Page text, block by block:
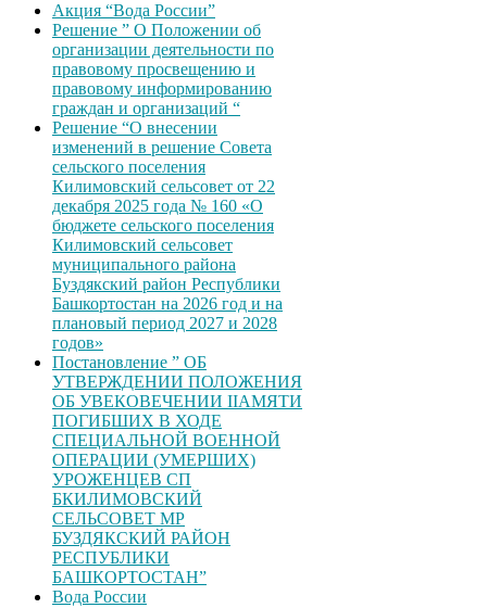
Акция “Вода России”
Решение ” О Положении об
организации деятельности по
правовому просвещению и
правовому информированию
граждан и организаций “
Решение “О внесении
изменений в решение Совета
сельского поселения
Килимовский сельсовет от 22
декабря 2025 года № 160 «О
бюджете сельского поселения
Килимовский сельсовет
муниципального района
Буздякский район Республики
Башкортостан на 2026 год и на
плановый период 2027 и 2028
годов»
Постановление ” ОБ
УТВЕРЖДЕНИИ ПОЛОЖЕНИЯ
ОБ УВЕКОВЕЧЕНИИ ІІАМЯТИ
ПОГИБШИХ В ХОДЕ
СПЕЦИАЛЬНОЙ ВОЕННОЙ
ОПЕРАЦИИ (УМЕРШИХ)
УРОЖЕНЦЕВ CП
БКИЛИМОВСКИЙ
СЕЛЬСОВЕТ МР
БУЗДЯКСКИЙ РАЙОН
РЕСПУБЛИКИ
БАШКОРТОСТАН”
Вода России